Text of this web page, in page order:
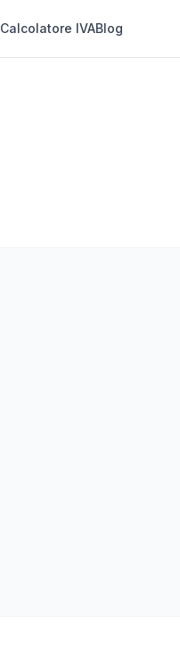
Calcolatore IVABlog